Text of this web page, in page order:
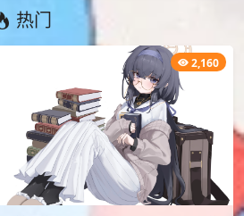
热门
2,160